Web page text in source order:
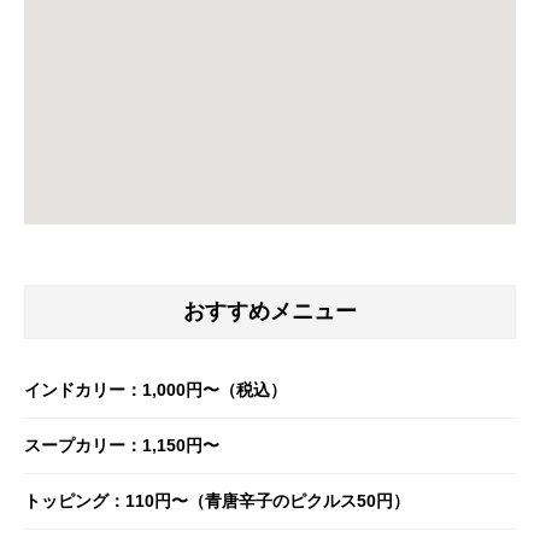
おすすめメニュー
インドカリー：1,000円〜（税込）
スープカリー：1,150円〜
トッピング：110円〜（青唐辛子のピクルス50円）